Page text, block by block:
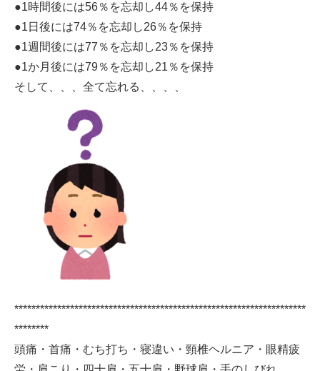
●1時間後には56％を忘却し44％を保持
●1日後には74％を忘却し26％を保持
●1週間後には77％を忘却し23％を保持
●1か月後には79％を忘却し21％を保持
そして、、、全て忘れる、、、、
********************************************************************
********
頭痛・首痛・むち打ち・寝違い・頸椎ヘルニア・眼精疲